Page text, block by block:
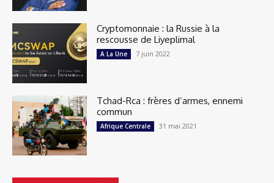
Cryptomonnaie : la Russie à la
rescousse de Liyeplimal
A La Une 7 juin 2022
Tchad-Rca : frères d’armes, ennemi
commun
Afrique Centrale 31 mai 2021